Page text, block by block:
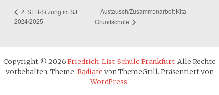
2. SEB-Sitzung im SJ
2024/2025
Austausch/Zusammenarbeit Kita-
Grundschule
Copyright © 2026 Friedrich-List-Schule Frankfurt. Alle Rechte
vorbehalten. Theme: Radiate von ThemeGrill. Präsentiert von
WordPress.